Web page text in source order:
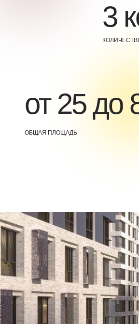
3
от 25 до
ОБЩАЯ ПЛОЩАДЬ